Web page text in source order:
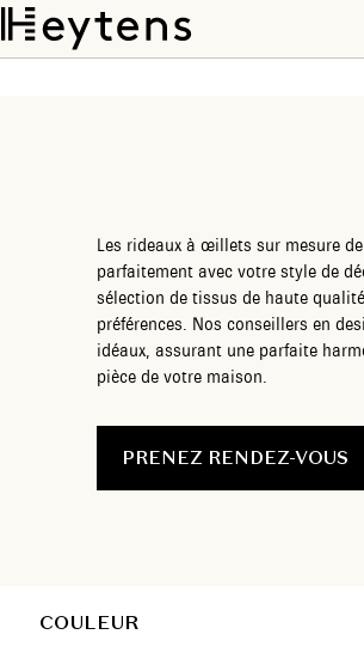
Les rideaux à œillets sur mesure
parfaitement avec votre style de
sélection de tissus de haute
préférences. Nos conseillers en
idéaux, assurant une parfaite
pièce de votre maison.
PRENEZ RENDEZ-VOUS
COULEUR